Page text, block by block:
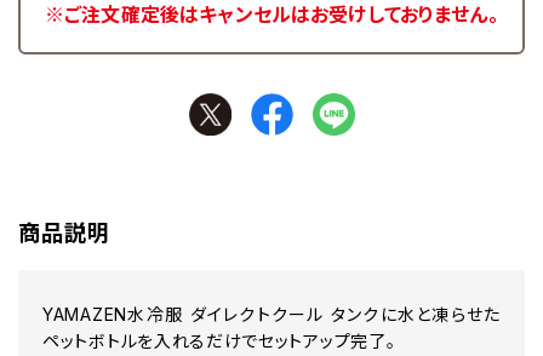
※ご注文確定後はキャンセルはお受けしておりません。
商品説明
YAMAZEN水冷服 ダイレクトクール タンクに水と凍らせた
ペットボトルを入れるだけでセットアップ完了。